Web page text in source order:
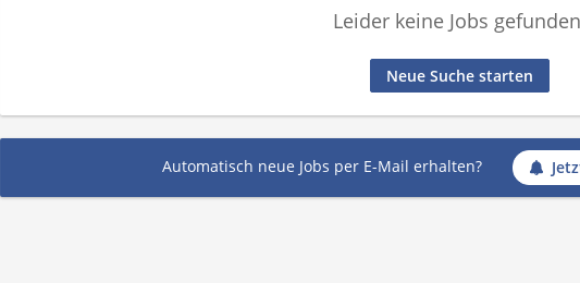
Leider keine Jobs
Neue Suche starten
Automatisch neue Jobs per E-Mail erhalten?